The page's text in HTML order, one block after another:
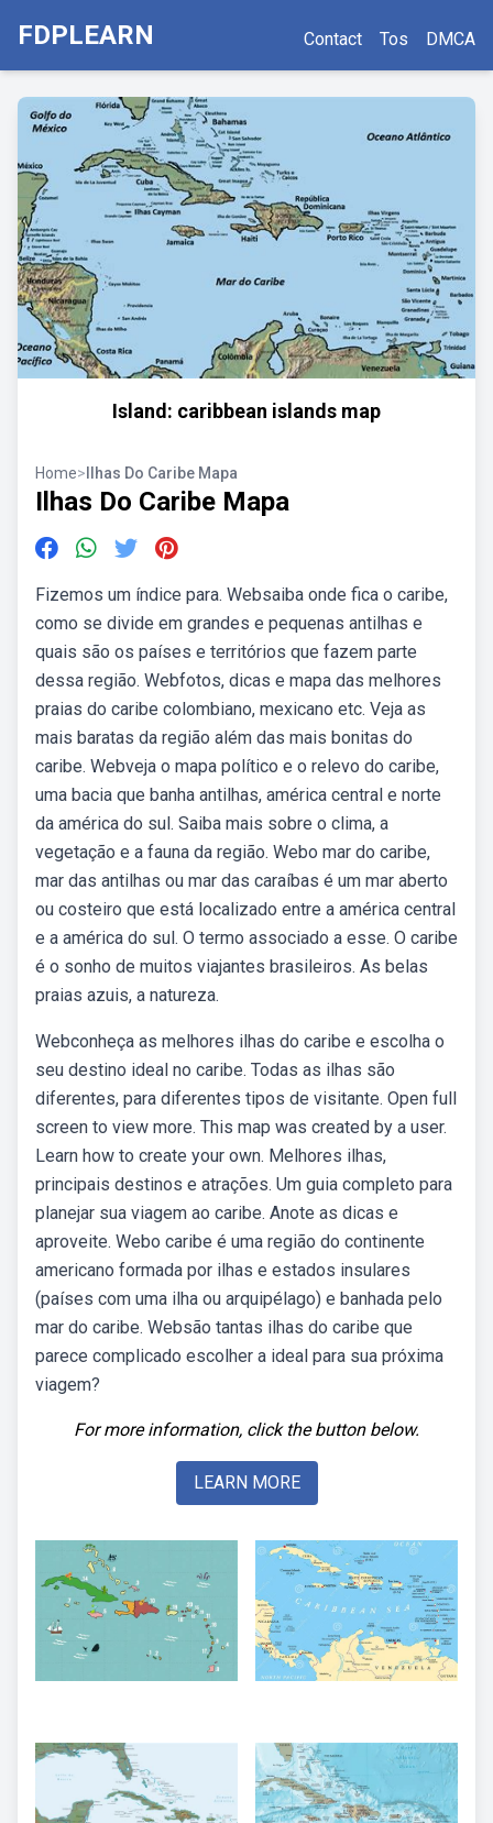
FDPLEARN Contact Tos DMCA
Island: caribbean islands map
Home> Ilhas Do Caribe Mapa
Ilhas Do Caribe Mapa
Fizemos um índice para. Websaiba onde fica o caribe,
como se divide em grandes e pequenas antilhas e
quais são os países e territórios que fazem parte
dessa região. Webfotos, dicas e mapa das melhores
praias do caribe colombiano, mexicano etc. Veja as
mais baratas da região além das mais bonitas do
caribe. Webveja o mapa político e o relevo do caribe,
uma bacia que banha antilhas, américa central e norte
da américa do sul. Saiba mais sobre o clima, a
vegetação e a fauna da região. Webo mar do caribe,
mar das antilhas ou mar das caraíbas é um mar aberto
ou costeiro que está localizado entre a américa central
e a américa do sul. O termo associado a esse. O caribe
é o sonho de muitos viajantes brasileiros. As belas
praias azuis, a natureza.
Webconheça as melhores ilhas do caribe e escolha o
seu destino ideal no caribe. Todas as ilhas são
diferentes, para diferentes tipos de visitante. Open full
screen to view more. This map was created by a user.
Learn how to create your own. Melhores ilhas,
principais destinos e atrações. Um guia completo para
planejar sua viagem ao caribe. Anote as dicas e
aproveite. Webo caribe é uma região do continente
americano formada por ilhas e estados insulares
(países com uma ilha ou arquipélago) e banhada pelo
mar do caribe. Websão tantas ilhas do caribe que
parece complicado escolher a ideal para sua próxima
viagem?
For more information, click the button below.
LEARN MORE